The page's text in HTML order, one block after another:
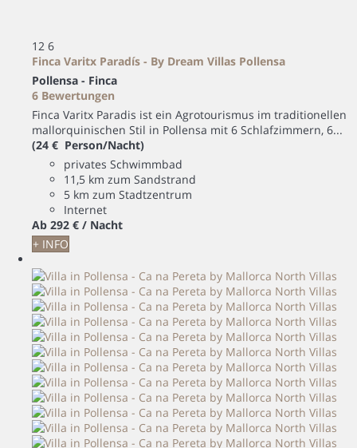
12 6
Finca Varitx Paradís - By Dream Villas Pollensa
Pollensa - Finca
6 Bewertungen
Finca Varitx Paradis ist ein Agrotourismus im traditionellen
mallorquinischen Stil in Pollensa mit 6 Schlafzimmern, 6...
(24 € Person/Nacht)
privates Schwimmbad
11,5 km zum Sandstrand
5 km zum Stadtzentrum
Internet
Ab 292 € / Nacht
+ INFO